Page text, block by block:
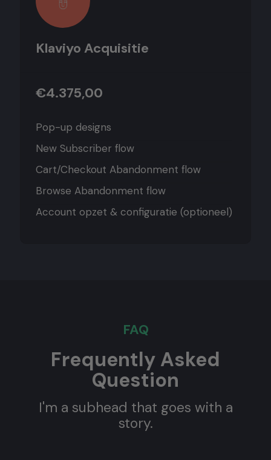
Klaviyo Acquisitie
€4.375,00
Pop-up designs
New Subscriber flow
Cart/Checkout Abandonment flow
Browse Abandonment flow
Account opzet & configuratie (optioneel)
FAQ
Frequently Asked
Question
I'm a subhead that goes with a
story.